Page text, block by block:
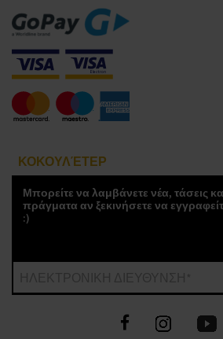
ΚΟΚΟΥΛΈΤΕΡ
Μπορείτε να λαμβάνετε νέα, τάσεις
πράγματα αν ξεκινήσετε να
:)